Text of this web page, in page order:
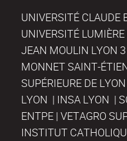
UNIVERSITÉ CLAUDE
UNIVERSITÉ
JEAN MOULIN LYON
MONNET SAINT-
SUPÉRIEURE DE
LYON | INSA LYON |
ENTPE | VETAGRO
INSTITUT